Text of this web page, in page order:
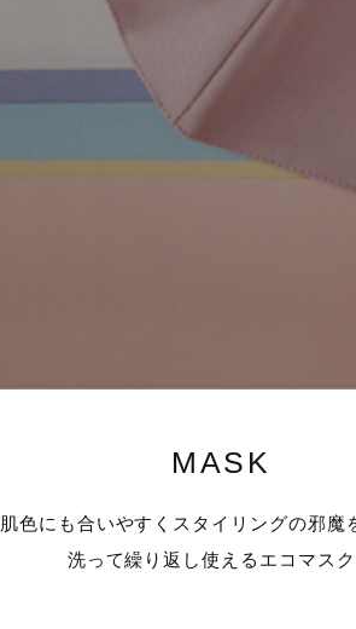
MASK
肌色にも合いやすくスタイリングの邪魔
洗って繰り返し使えるエコマス